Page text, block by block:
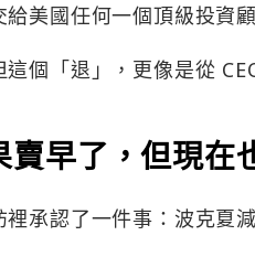
美國任何一個頂級投資
個「退」，更像是從
賣早了，但現在
承認了一件事：波克夏